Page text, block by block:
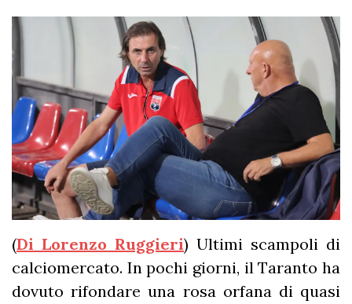
(Di Lorenzo Ruggieri) Ultimi scampoli di
calciomercato. In pochi giorni, il Taranto ha
dovuto rifondare una rosa orfana di quasi